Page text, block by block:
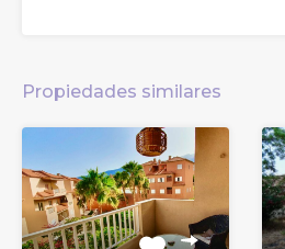
Propiedades similares